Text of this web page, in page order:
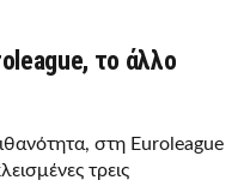
το άλλο
στη Euroleague
τρεις